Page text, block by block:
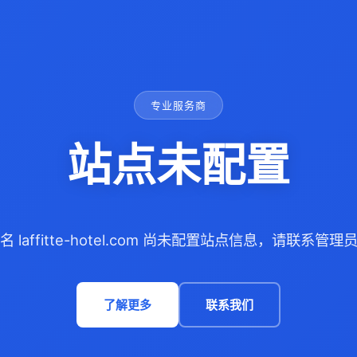
专业服务商
站点未配置
laffitte-hotel.com 尚未配置站点信息，请联系管理
了解更多 联系我们